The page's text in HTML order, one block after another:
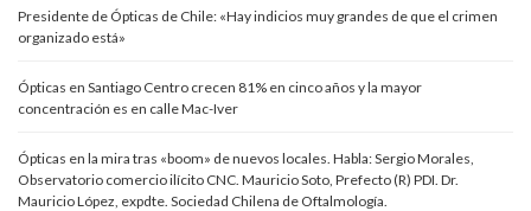
Presidente de Ópticas de Chile: «Hay indicios muy grandes de que el crimen
organizado está»
Ópticas en Santiago Centro crecen 81% en cinco años y la mayor
concentración es en calle Mac-Iver
Ópticas en la mira tras «boom» de nuevos locales. Habla: Sergio Morales,
Observatorio comercio ilícito CNC. Mauricio Soto, Prefecto (R) PDI. Dr.
Mauricio López, expdte. Sociedad Chilena de Oftalmología.